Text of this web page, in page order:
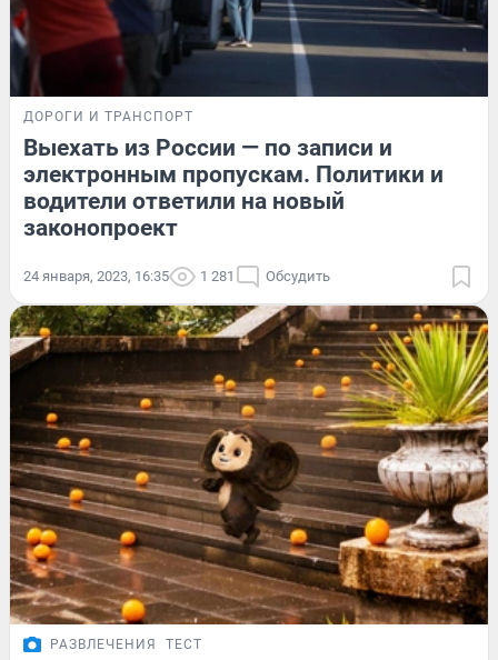
ДОРОГИ И ТРАНСПОРТ
Выехать из России — по записи и
электронным пропускам. Политики и
водители ответили на новый
законопроект
24 января, 2023, 16:35 1 281 Обсудить
РАЗВЛЕЧЕНИЯ ТЕСТ